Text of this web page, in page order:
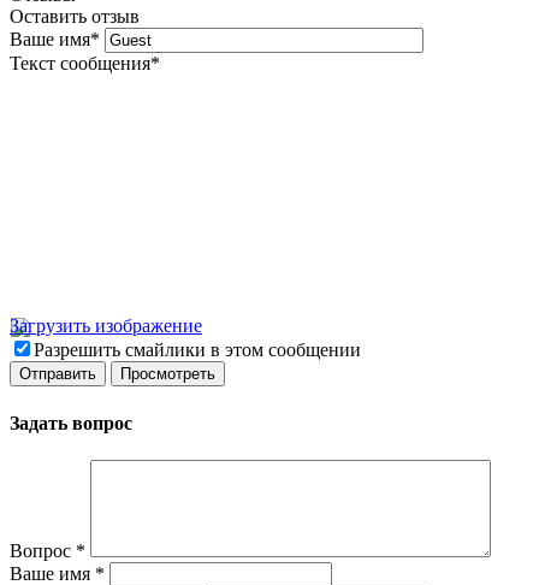
Оставить отзыв
Ваше имя*
Текст сообщения*
Загрузить изображение
Разрешить смайлики в этом сообщении
Задать вопрос
Вопрос *
Ваше имя *